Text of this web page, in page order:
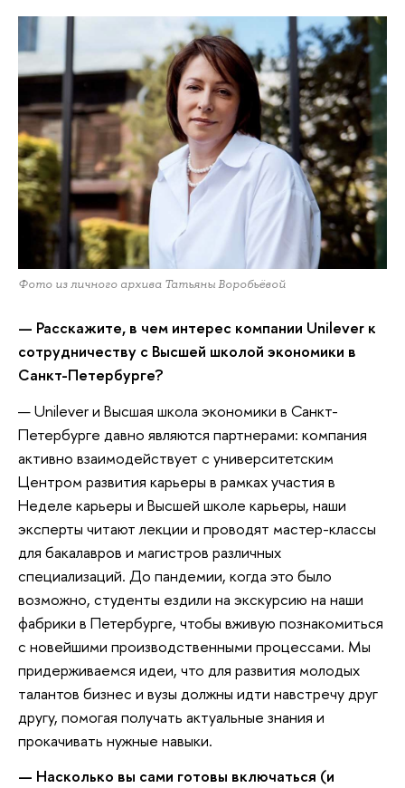
Фото из личного архива Татьяны Воробьёвой
— Расскажите, в чем интерес компании Unilever к
сотрудничеству с Высшей школой экономики в
Санкт-Петербурге?
— Unilever и Высшая школа экономики в Санкт-
Петербурге давно являются партнерами: компания
активно взаимодействует с университетским
Центром развития карьеры в рамках участия в
Неделе карьеры и Высшей школе карьеры, наши
эксперты читают лекции и проводят мастер-классы
для бакалавров и магистров различных
специализаций. До пандемии, когда это было
возможно, студенты ездили на экскурсию на наши
фабрики в Петербурге, чтобы вживую познакомиться
с новейшими производственными процессами. Мы
придерживаемся идеи, что для развития молодых
талантов бизнес и вузы должны идти навстречу друг
другу, помогая получать актуальные знания и
прокачивать нужные навыки.
— Насколько вы сами готовы включаться (и